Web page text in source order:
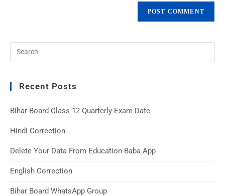
Recent Posts
Bihar Board Class 12 Quarterly Exam Date
Hindi Correction
Delete Your Data From Education Baba App
English Correction
Bihar Board WhatsApp Group